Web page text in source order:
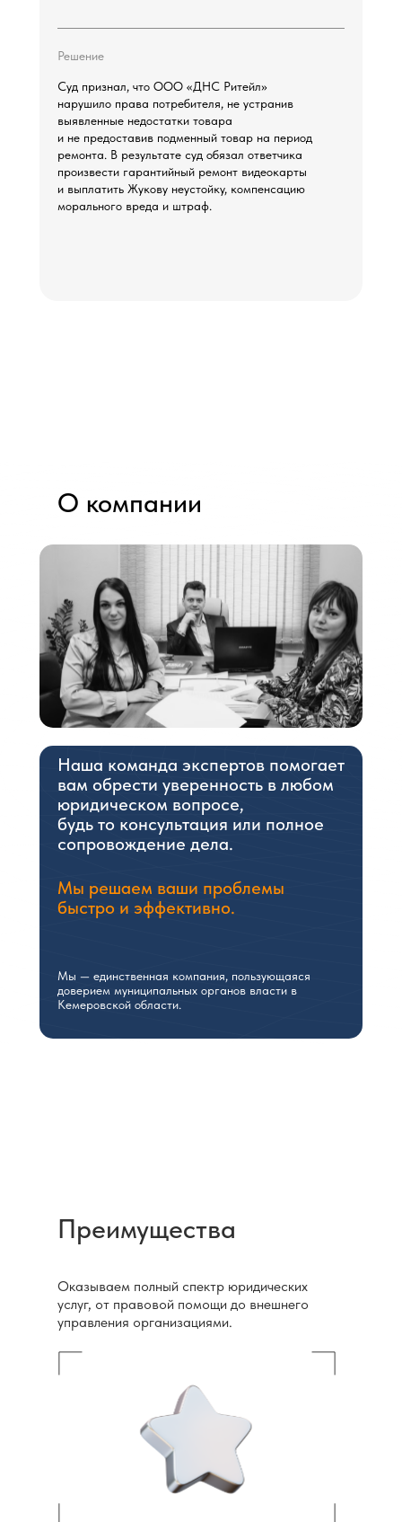
Суд признал, что ООО «ДНС Ритейл»
нарушило права потребителя, не устранив
выявленные недостатки товара
и не предоставив подменный товар на период
ремонта. В результате суд обязал ответчика
произвести гарантийный ремонт видеокарты
и выплатить Жукову неустойку, компенсацию
морального вреда и штраф.
Решение
О компании
Наша команда экспертов помогает
вам обрести уверенность в любом
юридическом вопросе,
будь то консультация или полное
сопровождение дела.
Мы решаем ваши проблемы
быстро и эффективно.
Мы — единственная компания, пользующаяся
доверием муниципальных органов власти в
Кемеровской области.
Преимущества
Оказываем полный спектр юридических
услуг, от правовой помощи до внешнего
управления организациями.